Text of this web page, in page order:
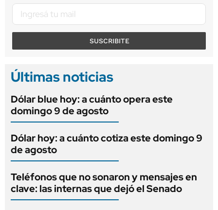
SUSCRIBITE
Últimas noticias
Dólar blue hoy: a cuánto opera este
domingo 9 de agosto
Dólar hoy: a cuánto cotiza este domingo 9
de agosto
Teléfonos que no sonaron y mensajes en
clave: las internas que dejó el Senado